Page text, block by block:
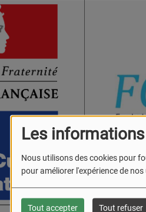
Les
Nous utilisons des cookies pour
pour améliorer l'expérience de
Tout accepter Tout refuser